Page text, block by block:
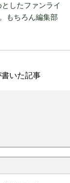
したファンライ
もちろん編集部
書いた記事